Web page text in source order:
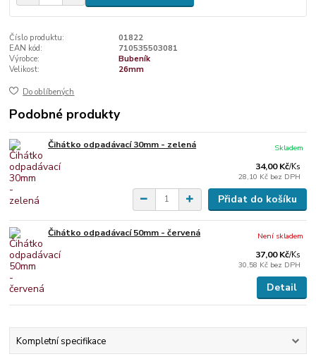
Číslo produktu:
01822
EAN kód:
710535503081
Výrobce:
Bubeník
Velikost:
26mm
Do oblíbených
Podobné produkty
Čihátko odpadávací 30mm - zelená
34,00 Kč/Ks
28,10 Kč bez DPH
Skladem
Přidat do košíku
Čihátko odpadávací 50mm - červená
37,00 Kč/Ks
30,58 Kč bez DPH
Není skladem
Detail
Kompletní specifikace